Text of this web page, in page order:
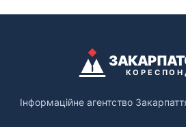
Інформаційне агентство